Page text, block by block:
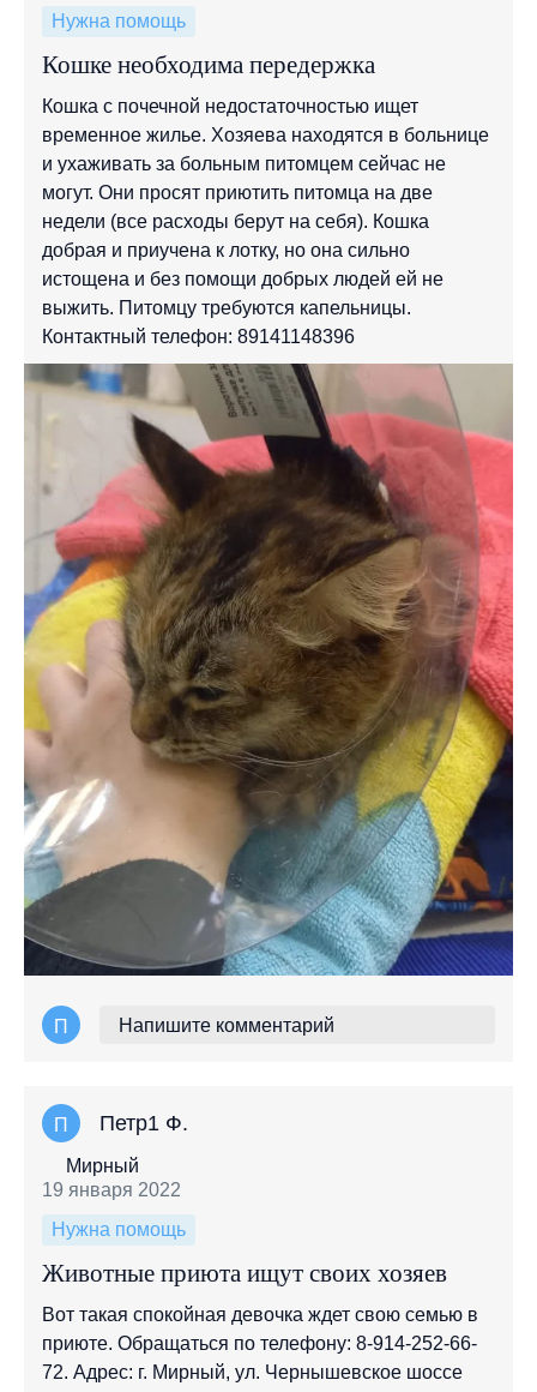
Нужна помощь
Кошке необходима передержка
Кошка с почечной недостаточностью ищет
временное жилье. Хозяева находятся в больнице
и ухаживать за больным питомцем сейчас не
могут. Они просят приютить питомца на две
недели (все расходы берут на себя). Кошка
добрая и приучена к лотку, но она сильно
истощена и без помощи добрых людей ей не
выжить. Питомцу требуются капельницы.
Контактный телефон: 89141148396
П Напишите комментарий
П Петр1 Ф.
Мирный
19 января 2022
Нужна помощь
Животные приюта ищут своих хозяев
Вот такая спокойная девочка ждет свою семью в
приюте. Обращаться по телефону: 8-914-252-66-
72. Адрес: г. Мирный, ул. Чернышевское шоссе